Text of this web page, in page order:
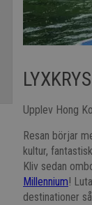
Upplev Hong
Resan börjar
kultur,
Kliv sedan
Millennium!
destinationer